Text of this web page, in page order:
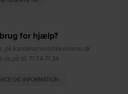
for hjælp?
på kundeservice@likehome.dk
os på tlf. 71 74 71 34
OG INFORMATION